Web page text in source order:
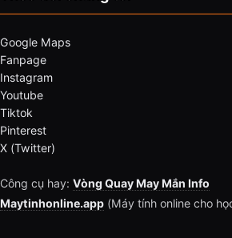
Google Maps
Fanpage
Instagram
Youtube
Tiktok
Pinterest
X (Twitter)
Công cụ hay: Vòng Quay May Mắn Info
Maytinhonline.app (Máy tính online cho